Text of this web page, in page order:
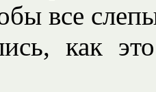
все
как